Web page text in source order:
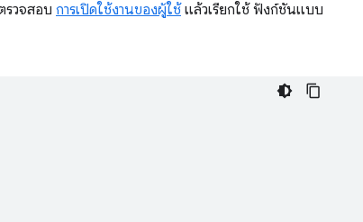
รวจสอบ การเปิดใช้งานของผู้ใช้ แล้วเรียกใช้ ฟังก์ชันแบบ